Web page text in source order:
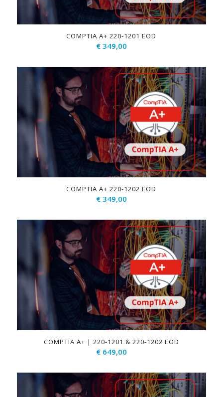
COMPTIA A+ 220-1201 EOD
€349,00
COMPTIA A+ 220-1202 EOD
€349,00
COMPTIA A+ | 220-1201 & 220-1202 EOD
€649,00